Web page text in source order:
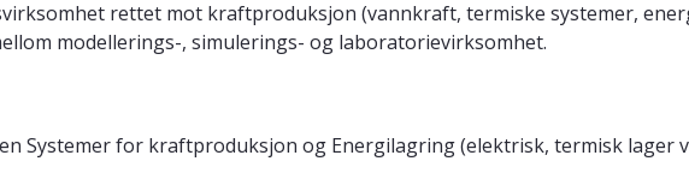
rettet mot kraftproduksjon (vannkraft, termiske systemer,
modellerings-, simulerings- og laboratorievirksomhet.
Systemer for kraftproduksjon og Energilagring (elektrisk, termisk lager